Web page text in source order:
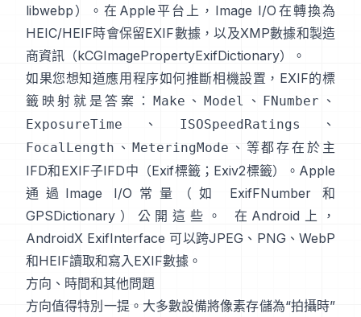
libwebp ）。在Apple平台上， Image I/O 在轉換為
HEIC/HEIF時會保留EXIF數據，以及XMP數據和製造
商資訊（kCGImagePropertyExifDictionary）。
如果您想知道應用程序如何推斷相機設置，EXIF的標
籤映射就是答案： Make 、 Model 、 FNumber 、
ExposureTime 、 ISOSpeedRatings 、
FocalLength 、 MeteringMode 、等都存在於主
IFD和EXIF子IFD中（Exif標籤 ； Exiv2標籤）。Apple
通過Image I/O常量（如
ExifFNumber
和
GPSDictionary ）公開這些。 在Android上，
AndroidX ExifInterface 可以跨JPEG、PNG、WebP
和HEIF讀取和寫入EXIF數據。
方向、時間和其他問題
方向值得特別一提。大多數設備將像素存儲為“拍攝時”